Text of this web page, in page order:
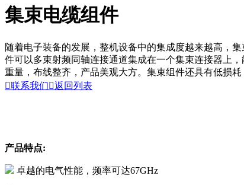
集束电缆组件
随着电子装备的发展，整机设备中的集成度越来越高，
件可以多束射频同轴连接通道集成在一个集束连接器上
重量，布线整齐，产品美观大方。集束组件还具有低损
联系我们返回列表
产品特点:
卓越的电气性能，频率可达67GHz